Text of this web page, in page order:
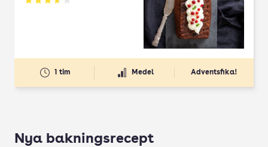
Betyg: 3.65 av 5
1 tim Medel Adventsfika!
Nya bakningsrecept